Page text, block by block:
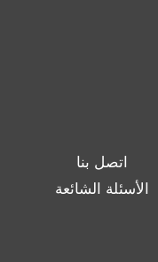
اتصل بنا
الأسئلة الشائعة